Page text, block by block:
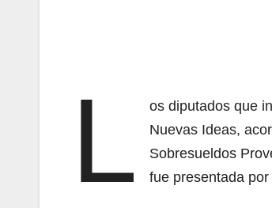
L
os diputados que
Nuevas Ideas,
Sobresueldos
fue presentada